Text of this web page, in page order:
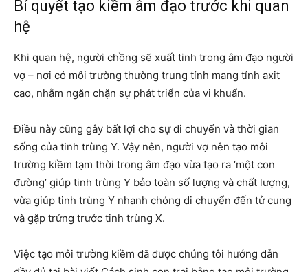
Bí quyết tạo kiềm âm đạo trước khi quan
hệ
Khi quan hệ, người chồng sẽ xuất tinh trong âm đạo người
vợ – nơi có môi trường thường trung tính mang tính axit
cao, nhằm ngăn chặn sự phát triển của vi khuẩn.
Điều này cũng gây bất lợi cho sự di chuyển và thời gian
sống của tinh trùng Y. Vậy nên, người vợ nên tạo môi
trường kiềm tạm thời trong âm đạo vừa tạo ra ‘một con
đường’ giúp tinh trùng Y bảo toàn số lượng và chất lượng,
vừa giúp tinh trùng Y nhanh chóng di chuyển đến tử cung
và gặp trứng trước tinh trùng X.
Việc tạo môi trường kiềm đã được chúng tôi hướng dẫn